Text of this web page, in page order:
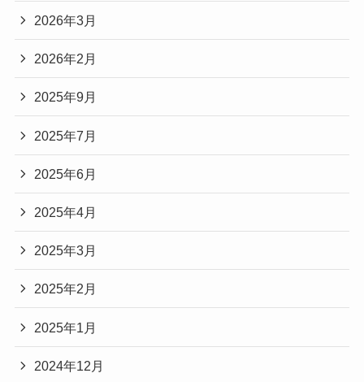
2026年3月
2026年2月
2025年9月
2025年7月
2025年6月
2025年4月
2025年3月
2025年2月
2025年1月
2024年12月